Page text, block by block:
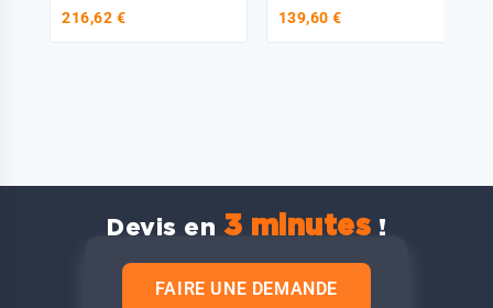
216,62 € 139,60 €
Devis en 3 minutes !
FAIRE UNE DEMANDE